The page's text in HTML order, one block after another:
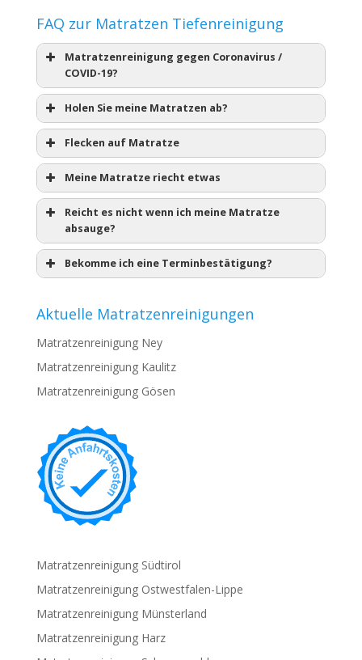
FAQ zur Matratzen Tiefenreinigung
Matratzenreinigung gegen Coronavirus /
COVID-19?
Holen Sie meine Matratzen ab?
Flecken auf Matratze
Meine Matratze riecht etwas
Reicht es nicht wenn ich meine Matratze
absauge?
Bekomme ich eine Terminbestätigung?
Aktuelle Matratzenreinigungen
Matratzenreinigung Ney
Matratzenreinigung Kaulitz
Matratzenreinigung Gösen
Matratzenreinigung Südtirol
Matratzenreinigung Ostwestfalen-Lippe
Matratzenreinigung Münsterland
Matratzenreinigung Harz